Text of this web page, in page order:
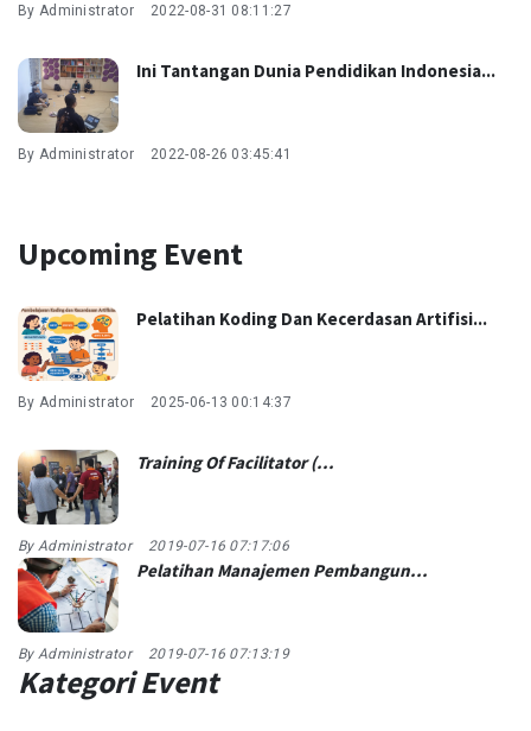
By Administrator 2022-08-31 08:11:27
Ini Tantangan Dunia Pendidikan Indonesia...
By Administrator 2022-08-26 03:45:41
Upcoming Event
Pelatihan Koding Dan Kecerdasan Artifisi...
By Administrator 2025-06-13 00:14:37
Training Of Facilitator (...
By Administrator 2019-07-16 07:17:06
Pelatihan Manajemen Pembangun...
By Administrator 2019-07-16 07:13:19
Kategori Event